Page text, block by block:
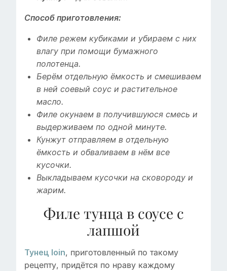
Способ приготовления:
Филе режем кубиками и убираем с них
влагу при помощи бумажного
полотенца.
Берём отдельную ёмкость и смешиваем
в ней соевый соус и растительное
масло.
Филе окунаем в получившуюся смесь и
выдерживаем по одной минуте.
Кунжут отправляем в отдельную
ёмкость и обваливаем в нём все
кусочки.
Выкладываем кусочки на сковороду и
жарим.
Филе тунца в соусе с
лапшой
Тунец loin, приготовленный по такому
рецепту, придётся по нраву каждому